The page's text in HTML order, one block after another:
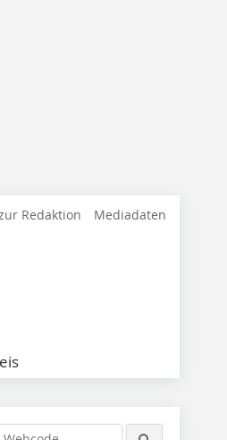
Redaktion Mediadaten